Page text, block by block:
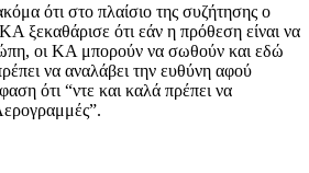
ότι στο πλαίσιο της συζήτησης ο
ξεκαθάρισε ότι εάν η πρόθεση είναι να
οι ΚΑ μπορούν να σωθούν και εδώ
να αναλάβει την ευθύνη αφού
ότι “ντε και καλά πρέπει να